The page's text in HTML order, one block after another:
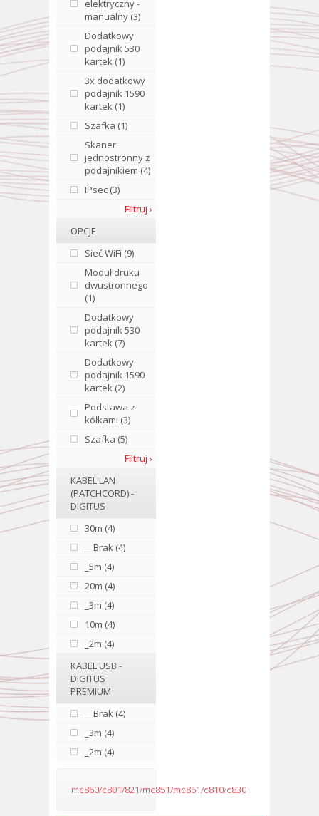
elektryczny -
manualny (3)
Dodatkowy
podajnik 530
kartek (1)
3x dodatkowy
podajnik 1590
kartek (1)
Szafka (1)
Skaner
jednostronny z
podajnikiem (4)
IPsec (3)
Filtruj ›
OPCJE
Sieć WiFi (9)
Moduł druku
dwustronnego
(1)
Dodatkowy
podajnik 530
kartek (7)
Dodatkowy
podajnik 1590
kartek (2)
Podstawa z
kółkami (3)
Szafka (5)
Filtruj ›
KABEL LAN
(PATCHCORD) -
DIGITUS
30m (4)
__Brak (4)
_5m (4)
20m (4)
_3m (4)
10m (4)
_2m (4)
KABEL USB -
DIGITUS
PREMIUM
__Brak (4)
_3m (4)
_2m (4)
mc860/c801/821/mc851/mc861/c810/c830